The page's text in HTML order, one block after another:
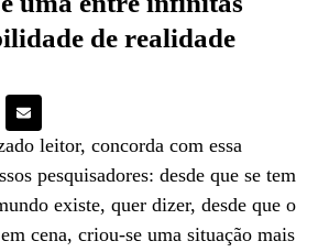
de realidade
leitor, concorda com essa
pesquisadores: desde que se tem
existe, quer dizer, desde que o
cena, criou-se uma situação mais